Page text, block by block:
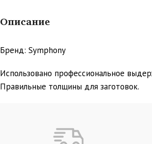
Описание
Бренд: Symphony
Использовано профессиональное
Правильные толщины для заготовок.